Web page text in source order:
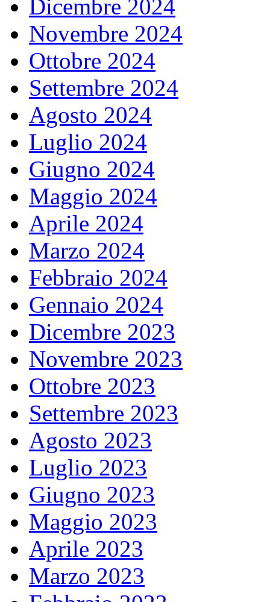
Dicembre 2024
Novembre 2024
Ottobre 2024
Settembre 2024
Agosto 2024
Luglio 2024
Giugno 2024
Maggio 2024
Aprile 2024
Marzo 2024
Febbraio 2024
Gennaio 2024
Dicembre 2023
Novembre 2023
Ottobre 2023
Settembre 2023
Agosto 2023
Luglio 2023
Giugno 2023
Maggio 2023
Aprile 2023
Marzo 2023